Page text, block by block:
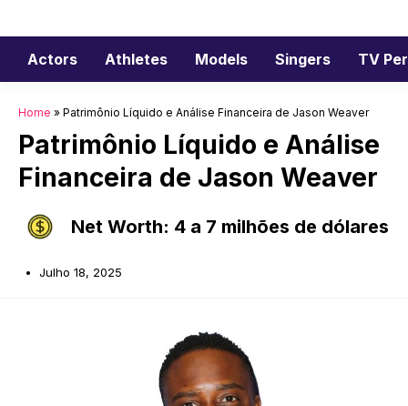
para
conteúdo
Actors Athletes Models Singers TV
Home » Patrimônio Líquido e Análise Financeira de Jason Weaver
Patrimônio Líquido e Análise
Financeira de Jason Weaver
Net Worth: 4 a 7 milhões de dólares
Julho 18, 2025